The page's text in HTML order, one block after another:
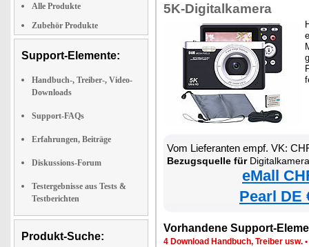
Alle Produkte
Zubehör Produkte
Support-Elemente:
Handbuch-, Treiber-, Video-
Downloads
Support-FAQs
Erfahrungen, Beiträge
Diskussions-Forum
Testergebnisse aus Tests &
Testberichten
Produkt-Suche:
5K-Digitalkamera
Vom Lieferanten empf. VK:
Bezugsquelle fürDigitalkamera mit
eMall
Pearl DE
Vorhandene Support-
4 Download Handbuch, Treiber usw. •